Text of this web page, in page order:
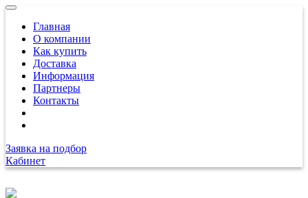
Главная
О компании
Как купить
Доставка
Информация
Партнеры
Контакты
Заявка на подбор
Кабинет